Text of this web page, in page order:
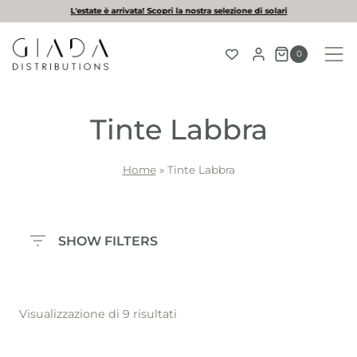
contenuto
L'estate è arrivata! Scopri la nostra selezione di solari
0
Tinte Labbra
Home» Tinte Labbra
SHOW FILTERS
Visualizzazione di 9 risultati